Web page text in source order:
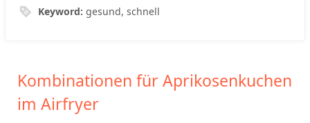
Keyword:gesund, schnell
Kombinationen für Aprikosenkuchen
im Airfryer